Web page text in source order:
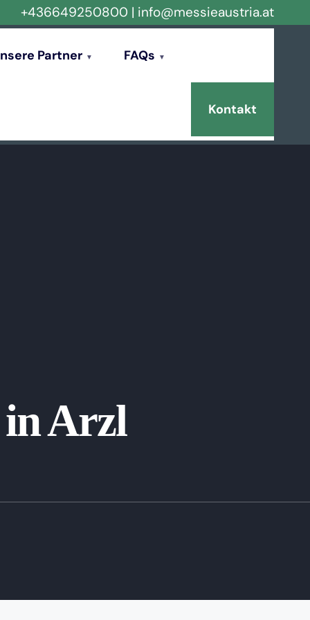
+436649250800 | info@messieaustria.at
Partner FAQs
Kontakt
in Arzl